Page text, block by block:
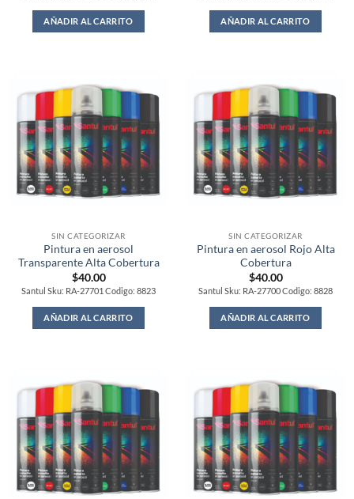
AÑADIR AL CARRITO AÑADIR AL CARRITO
SIN CATEGORIZAR
Pintura en aerosol
Transparente Alta Cobertura
$40.00
Santul Sku: RA-27701 Codigo: 8823
AÑADIR AL CARRITO
SIN CATEGORIZAR
Pintura en aerosol Rojo Alta
Cobertura
$40.00
Santul Sku: RA-27700 Codigo: 8828
AÑADIR AL CARRITO